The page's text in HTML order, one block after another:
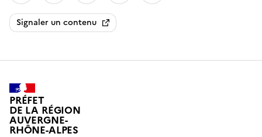
Signaler un contenu
PRÉFET
DE LA RÉGION
AUVERGNE-
RHÔNE-ALPES